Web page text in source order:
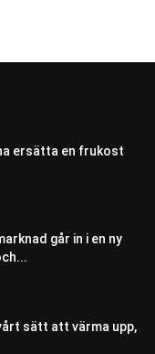
ersätta en frukost
går in i en ny
sätt att värma upp,